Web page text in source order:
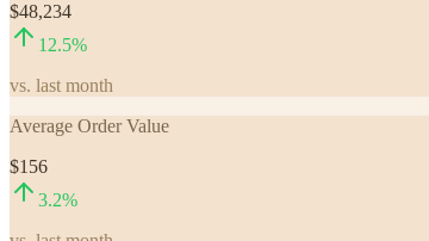
$48,234
12.5%
vs. last month
Average Order Value
$156
3.2%